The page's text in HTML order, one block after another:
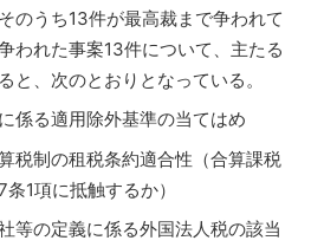
のうち13件が最高裁まで争われて
われた事案13件について、主たる
と、次のとおりとなっている。
係る適用除外基準の当てはめ
税制の租税条約適合性（合算課税
1項に抵触するか）
等の定義に係る外国法人税の該当